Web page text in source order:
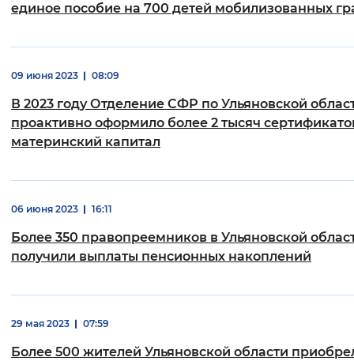
Включены Выключены
Звуковой ассистент
Вернуть стандартные настройки
единое пособие на 700 детей мобилизованных
09 июня 2023 08:09
В 2023 году Отделение СФР по Ульяновской
проактивно оформило более 2 тысяч
материнский капитал
06 июня 2023 16:11
Более 350 правопреемников в Ульяновской
получили выплаты пенсионных накоплений
29 мая 2023 07:59
Более 500 жителей Ульяновской области